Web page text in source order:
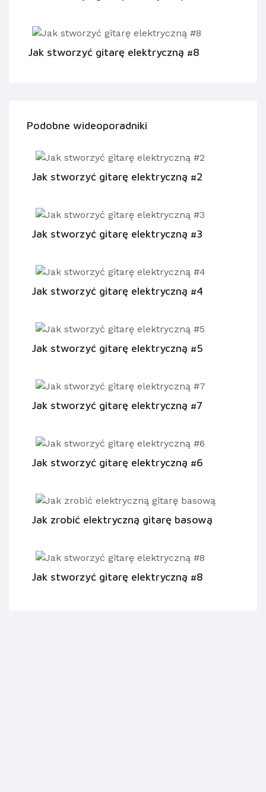
Jak stworzyć gitarę elektryczną #8
Podobne wideoporadniki
Jak stworzyć gitarę elektryczną #2
Jak stworzyć gitarę elektryczną #3
Jak stworzyć gitarę elektryczną #4
Jak stworzyć gitarę elektryczną #5
Jak stworzyć gitarę elektryczną #7
Jak stworzyć gitarę elektryczną #6
Jak zrobić elektryczną gitarę basową
Jak stworzyć gitarę elektryczną #8